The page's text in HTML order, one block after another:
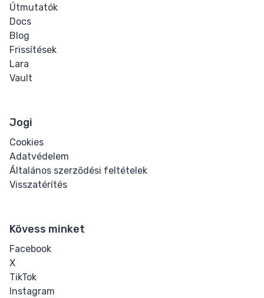
Útmutatók
Docs
Blog
Frissítések
Lara
Vault
Jogi
Cookies
Adatvédelem
Általános szerződési feltételek
Visszatérítés
Kövess minket
Facebook
X
TikTok
Instagram